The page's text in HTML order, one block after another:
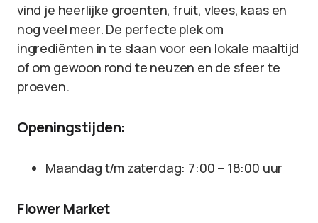
vind je heerlijke groenten, fruit, vlees, kaas en
nog veel meer. De perfecte plek om
ingrediënten in te slaan voor een lokale maaltijd
of om gewoon rond te neuzen en de sfeer te
proeven.
Openingstijden:
Maandag t/m zaterdag: 7:00 – 18:00 uur
Flower Market